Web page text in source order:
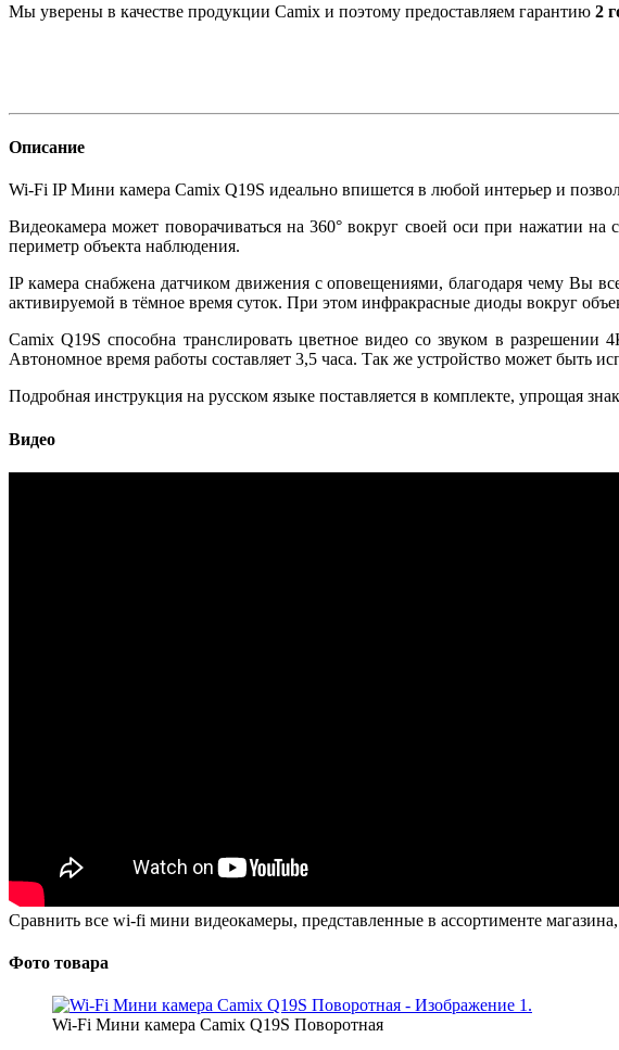
Мы уверены в качестве продукции Camix и поэтому предоставляем гарантию 2
Описание
Wi-Fi IP Мини камера Camix Q19S идеально впишется в любой интерьер и
Видеокамера может поворачиваться на 360° вокруг своей оси при нажатии
периметр объекта наблюдения.
IP камера снабжена датчиком движения с оповещениями, благодаря чему Вы
активируемой в тёмное время суток. При этом инфракрасные диоды вокруг
Camix Q19S способна транслировать цветное видео со звуком в
Автономное время работы составляет 3,5 часа. Так же устройство может быть
Подробная инструкция на русском языке поставляется в комплекте, упрощая
Видео
Сравнить все wi-fi мини видеокамеры, представленные в ассортименте
Фото товара
Wi-Fi Мини камера Camix Q19S Поворотная